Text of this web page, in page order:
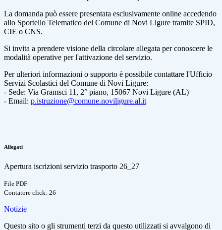
La domanda può essere presentata esclusivamente online accedendo
allo Sportello Telematico del Comune di Novi Ligure tramite SPID,
CIE o CNS.
Si invita a prendere visione della circolare allegata per conoscere le
modalità operative per l'attivazione del servizio.
Per ulteriori informazioni o supporto è possibile contattare l'Ufficio
Servizi Scolastici del Comune di Novi Ligure:
- Sede: Via Gramsci 11, 2° piano, 15067 Novi Ligure (AL)
- Email: p.istruzione@comune.noviligure.al.it
Allegati
Apertura iscrizioni servizio trasporto 26_27
File PDF
Contatore click: 26
Notizie
Questo sito o gli strumenti terzi da questo utilizzati si avvalgono di